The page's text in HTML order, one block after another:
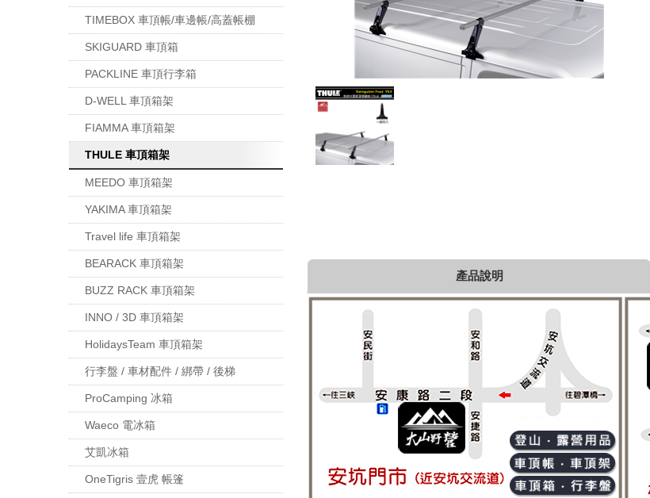
TIMEBOX 車頂帳/車邊帳/高蓋帳棚
SKIGUARD 車頂箱
PACKLINE 車頂行李箱
D-WELL 車頂箱架
FIAMMA 車頂箱架
THULE 車頂箱架
MEEDO 車頂箱架
YAKIMA 車頂箱架
Travel life 車頂箱架
BEARACK 車頂箱架
BUZZ RACK 車頂箱架
INNO / 3D 車頂箱架
HolidaysTeam 車頂箱架
行李盤 / 車材配件 / 綁帶 / 後梯
ProCamping 冰箱
Waeco 電冰箱
艾凱冰箱
OneTigris 壹虎 帳篷
產品說明